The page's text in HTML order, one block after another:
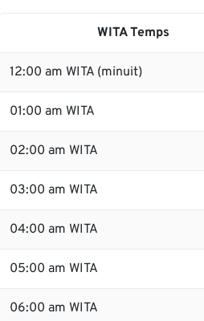
WITA Temps
12:00 am WITA (minuit)
01:00 am WITA
02:00 am WITA
03:00 am WITA
04:00 am WITA
05:00 am WITA
06:00 am WITA